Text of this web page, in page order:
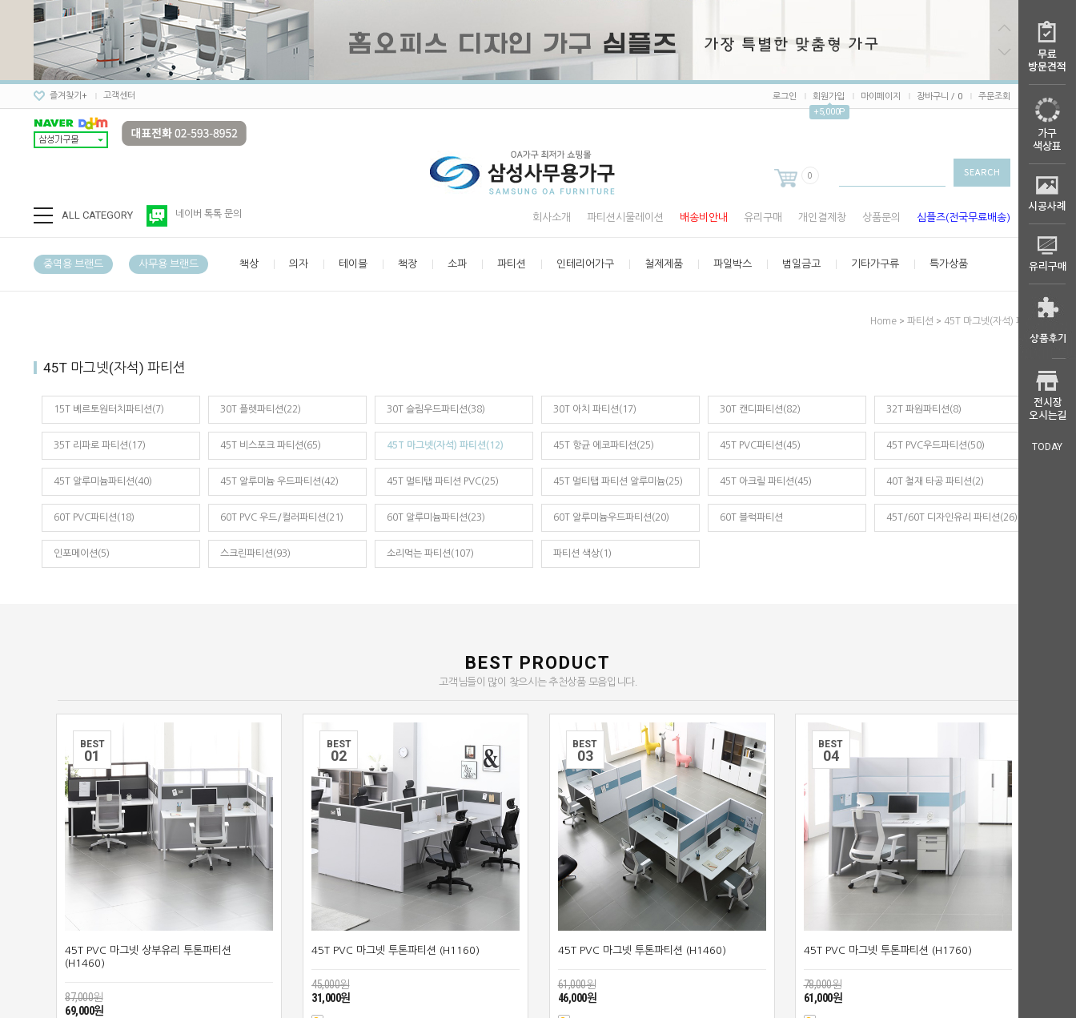
TODAY
즐겨찾기+ 고객센터 로그인
회원가입
+5,000P
마이페이지 장바구니 / 0 주문조회
ALL CATEGORY 네이버 톡톡 문의 회사소개 파티션시물레이션 배송비안내 유리구매 개인결제창 상품문의 심플즈(전국무료배송)
0
중역용 브랜드 사무용 브랜드 책상 의자 테이블 책장 소파 파티션 인테리어가구 철제제품 파일박스 범일금고 기타가구류 특가상품
Home > 파티션 > 45T 마그넷(자석) 파티션
45T 마그넷(자석) 파티션
15T 베르토원터치파티션(7) 30T 플렛파티션(22) 30T 슬림우드파티션(38) 30T 아치 파티션(17) 30T 캔디파티션(82) 32T 파원파티션(8)
35T 리파로 파티션(17) 45T 비스포크 파티션(65) 45T 마그넷(자석) 파티션(12) 45T 항균 에코파티션(25) 45T PVC파티션(45) 45T PVC우드파티션(50)
45T 알루미늄파티션(40) 45T 알루미늄 우드파티션(42) 45T 멀티탭 파티션 PVC(25) 45T 멀티탭 파티션 알루미늄(25) 45T 아크릴 파티션(45) 40T 철재 타공 파티션(2)
60T PVC파티션(18) 60T PVC 우드/컬러파티션(21) 60T 알루미늄파티션(23) 60T 알루미늄우드파티션(20) 60T 블럭파티션 45T/60T 디자인유리 파티션(26)
인포메이션(5) 스크린파티션(93) 소리먹는 파티션(107) 파티션 색상(1)
BEST PRODUCT
고객님들이 많이 찾으시는 추천상품 모음입니다.
BEST
01
45T PVC 마그넷 상부유리 투톤파티션
(H1460)
87,000원
69,000원
BEST
02
45T PVC 마그넷 투톤파티션 (H1160)
45,000원
31,000원
BEST
03
45T PVC 마그넷 투톤파티션 (H1460)
61,000원
46,000원
BEST
04
45T PVC 마그넷 투톤파티션 (H1760)
78,000원
61,000원